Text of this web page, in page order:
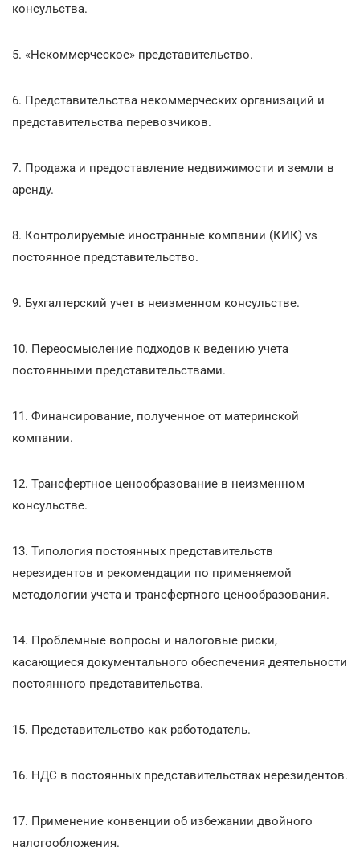
консульства.
5. «Некоммерческое» представительство.
6. Представительства некоммерческих организаций и
представительства перевозчиков.
7. Продажа и предоставление недвижимости и земли в
аренду.
8. Контролируемые иностранные компании (КИК) vs
постоянное представительство.
9. Бухгалтерский учет в неизменном консульстве.
10. Переосмысление подходов к ведению учета
постоянными представительствами.
11. Финансирование, полученное от материнской
компании.
12. Трансфертное ценообразование в неизменном
консульстве.
13. Типология постоянных представительств
нерезидентов и рекомендации по применяемой
методологии учета и трансфертного ценообразования.
14. Проблемные вопросы и налоговые риски,
касающиеся документального обеспечения деятельности
постоянного представительства.
15. Представительство как работодатель.
16. НДС в постоянных представительствах нерезидентов.
17. Применение конвенции об избежании двойного
налогообложения.